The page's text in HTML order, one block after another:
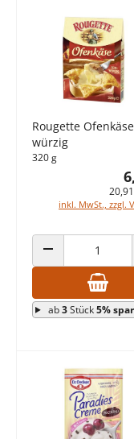
Rougette
würzig
320 g
inkl. MwSt., zzgl.
ANZAHL
ab3Stück5%